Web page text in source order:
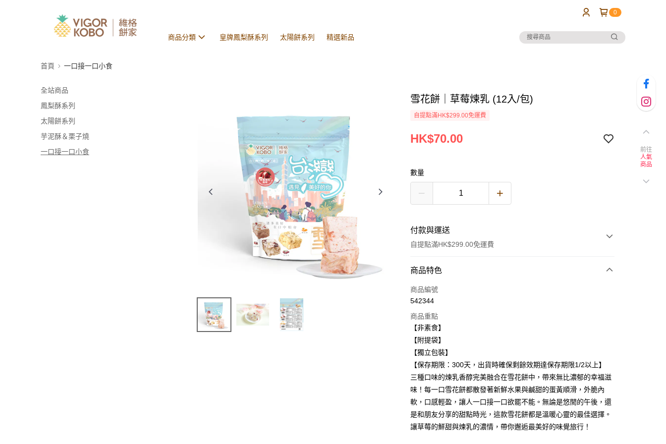
0
商品分類 皇牌鳳梨酥系列 太陽餅系列 精選新品
首頁 一口接一口小食
全站商品
鳳梨酥系列
太陽餅系列
芋泥酥＆栗子燒
一口接一口小食
雪花餅｜草莓煉乳 (12入/包)
自提點滿HK$299.00免運費
HK$70.00
數量
付款與運送
自提點滿HK$299.00免運費
付款方式
信用卡
WeChat Pay
送貨方式
付款後順豐自助櫃
每筆HK$50.00，滿HK$299.00或以上免運費
付款後順豐站及營業點
每筆HK$50.00，滿HK$299.00或以上免運費
商品特色
商品編號
542344
商品重點
【非素食】
【附提袋】
【獨立包裝】
【保存期限：300天，出貨時確保剩餘效期達保存期限1/2以上】
三種口味的煉乳香醇完美融合在雪花餅中，帶來無比濃郁的幸福滋
味！每一口雪花餅都散發著新鮮水果與鹹甜的蛋黃順滑，外脆內
軟，口感輕盈，讓人一口接一口欲罷不能。無論是悠閒的午後，還
是和朋友分享的甜點時光，這款雪花餅都是溫暖心靈的最佳選擇。
讓草莓的鮮甜與煉乳的濃情，帶你邂逅最美好的味覺旅行！
前往
人氣
商品